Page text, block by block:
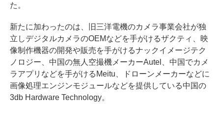
た。
新たに加わったのは、旧三洋電機のカメラ事業会社が独
立しデジタルカメラのOEMなどを手がけるザクティ、映
像制作機器の開発や販売を手がけるナックイメージテク
ノロジー、中国の無人空撮機メーカーAutel、中国でカメ
ラアプリなどを手がけるMeitu、ドローンメーカーなどに
画像処理エンジンモジュールなどを提供している中国の
3db Hardware Technology。